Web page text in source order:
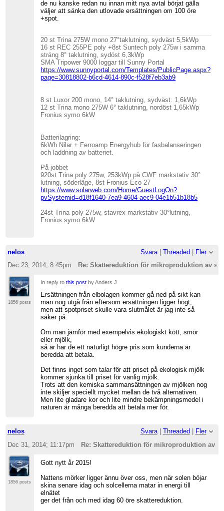
de nu kanske redan nu innan mitt nya avtal börjat gälla
väljer att sänka den utlovade ersättningen om 100 öre
+spot.
20 st Trina 275W mono 27°taklutning, sydväst 5,5kWp
16 st REC 255PE poly +8st Suntech poly 275w i samma
sträng 8° taklutning, sydöst 6,3kWp
SMA Tripower 9000 loggar till Sunny Portal
https://www.sunnyportal.com/Templates/PublicPage.aspx?
page=30818802-b6cd-4614-890c-f528f7eb3ab9
8 st Luxor 200 mono, 14° taklutning, sydväst. 1,6kWp
12 st Trina mono 275W 6° taklutning, nordöst 1,65kWp
Fronius symo 6kW
Batterilagring:
6kWh Nilar + Ferroamp Energyhub för fasbalanseringen
och laddning av batteriet.
På jobbet
920st Trina poly 275w, 253kWp på CWF markstativ 30°
lutning, söderläge, 8st Fronius Eco 27
https://www.solarweb.com/Home/GuestLogOn?
pvSystemid=d18f1640-7ea9-4604-aec9-04e1b51b18b5
24st Trina poly 275w, stavrex markstativ 30°lutning,
Fronius symo 6kW
nelos Svara| Threaded | Fler
Dec 23, 2014; 8:45pm
Re: Skattereduktion för mikroproduktion av
1856 posts
In reply tothis post by Anders J
Ersättningen från elbolagen kommer gå ned på sikt kan
man nog utgå från eftersom ersättningen ligger högt,
men att spotpriset skulle vara slutmålet är jag inte så
säker på.
Om man jämför med exempelvis ekologiskt kött, smör
eller mjölk,
så är har de ett naturligt högre pris som kunderna är
beredda att betala.
Det finns inget som talar för att priset på ekologisk mjölk
kommer sjunka till priset för vanlig mjölk.
Trots att den kemiska sammansättningen av mjölken nog
inte skiljer speciellt mycket mellan de två alternativen.
Men lite gladare kor och lite mindre bekämpningsmedel i
naturen är många beredda att betala mer för.
nelos Svara| Threaded
Fler
Dec 31, 2014; 11:17pm
Re: Skattereduktion för mikroproduktion av
1856 posts
Gott nytt år 2015!
Nattens mörker ligger ännu över oss, men när solen böjar
skina senare idag och solcellerna matar in energi till
elnätet
ger det från och med idag 60 öre skattereduktion.